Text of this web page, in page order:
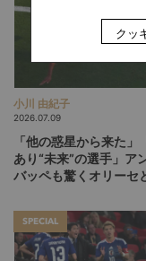
小川 由紀子
2026.07.09
「他の惑星から来た」
あり“未来”の選手」ア
バッペも驚くオリーセ
SPECIAL
クッ